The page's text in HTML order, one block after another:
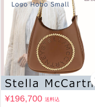
¥196,700送料込